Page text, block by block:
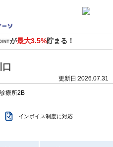
が最大3.5%貯まる！
更新日:2026.07.31
療所2B
インボイス制度に対応